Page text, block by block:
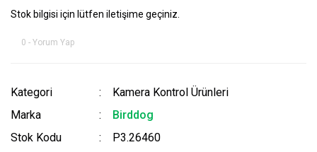
Stok bilgisi için lütfen iletişime geçiniz.
0 - Yorum Yap
Kategori
Kamera Kontrol Ürünleri
Marka
Birddog
Stok Kodu
P3.26460